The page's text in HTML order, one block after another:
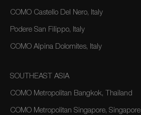
COMO Castello Del Nero, Italy
Podere San Filippo, Italy
COMO Alpina Dolomites, Italy
SOUTHEAST ASIA
COMO Metropolitan Bangkok, Thailand
COMO Metropolitan Singapore, Singapore